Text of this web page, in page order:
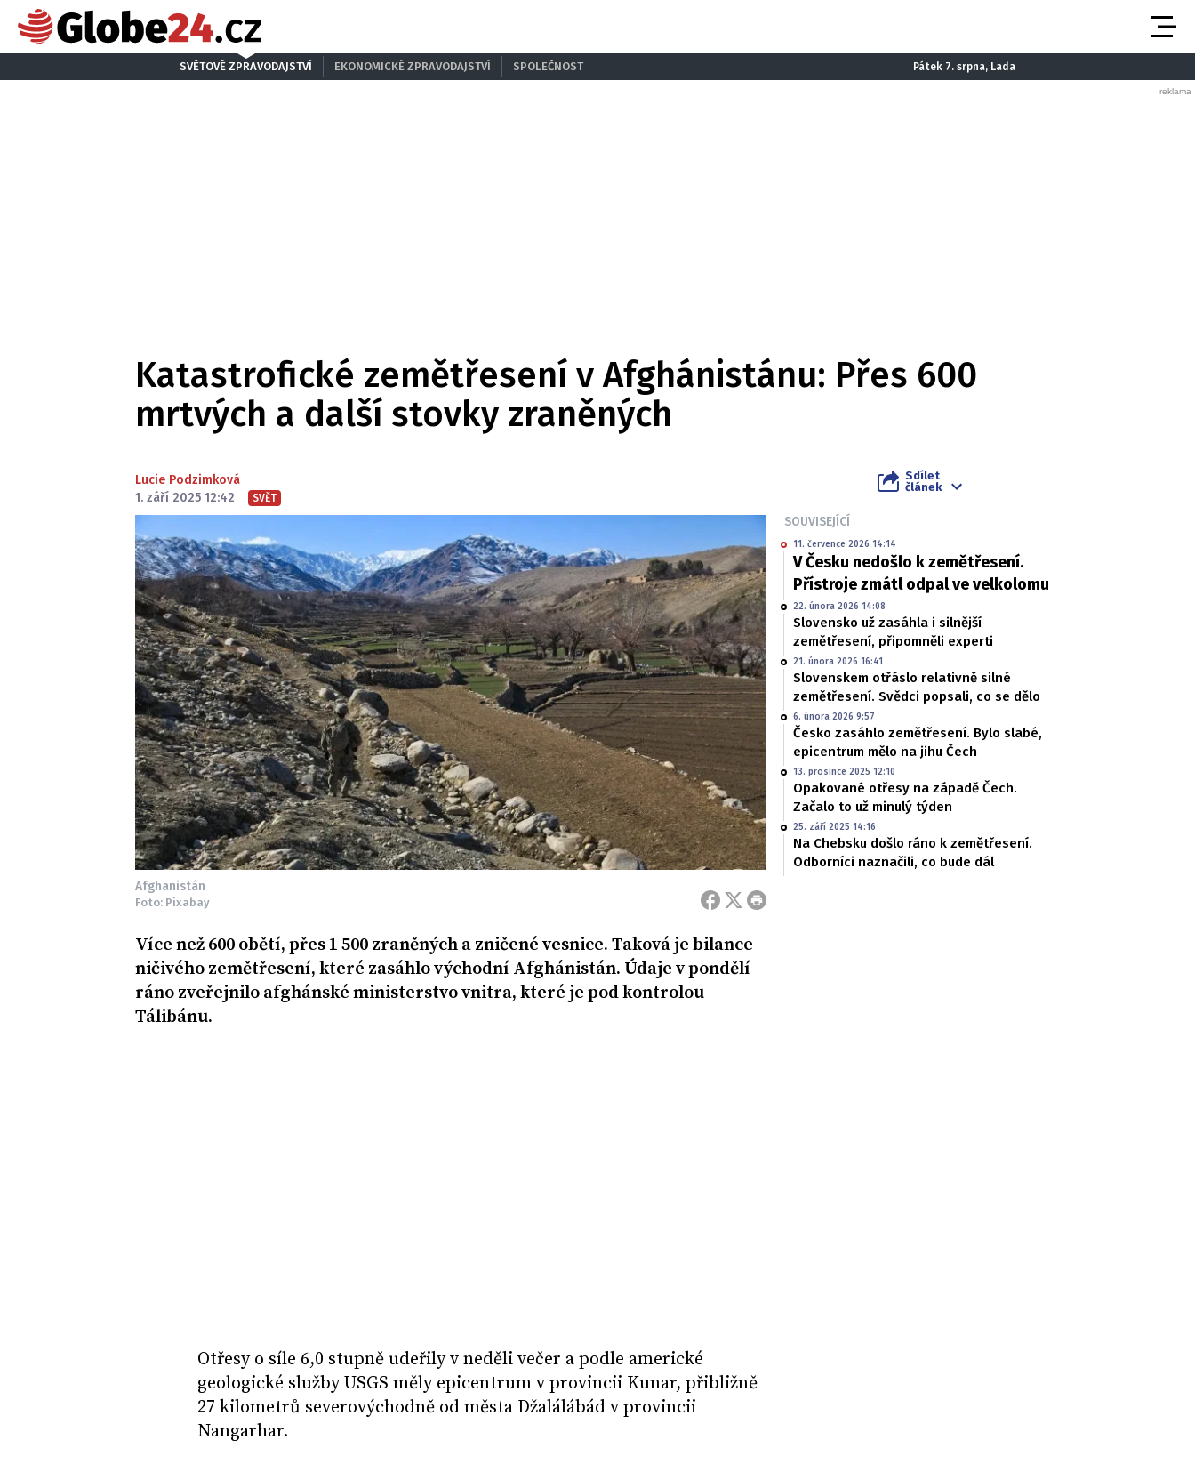
SVĚTOVÉ ZPRAVODAJSTVÍ EKONOMICKÉ ZPRAVODAJSTVÍ SPOLEČNOST Pátek 7. srpna, Lada
Katastrofické zemětřesení v Afghánistánu: Přes 600
mrtvých a další stovky zraněných
Lucie Podzimková
1. září 2025 12:42
SVĚT
Sdílet
článek
Afghanistán
Foto: Pixabay
Více než 600 obětí, přes 1 500 zraněných a zničené vesnice. Taková je bilance
ničivého zemětřesení, které zasáhlo východní Afghánistán. Údaje v pondělí
ráno zveřejnilo afghánské ministerstvo vnitra, které je pod kontrolou
Tálibánu.
Otřesy o síle 6,0 stupně udeřily v neděli večer a podle americké
geologické služby USGS měly epicentrum v provincii Kunar, přibližně
27 kilometrů severovýchodně od města Džalálábád v provincii
Nangarhar.
SOUVISEJÍCÍ
11. července 2026 14:14
V Česku nedošlo k zemětřesení.
Přístroje zmátl odpal ve velkolomu
22. února 2026 14:08
Slovensko už zasáhla i silnější
zemětřesení, připomněli experti
21. února 2026 16:41
Slovenskem otřáslo relativně silné
zemětřesení. Svědci popsali, co se dělo
6. února 2026 9:57
Česko zasáhlo zemětřesení. Bylo slabé,
epicentrum mělo na jihu Čech
13. prosince 2025 12:10
Opakované otřesy na západě Čech.
Začalo to už minulý týden
25. září 2025 14:16
Na Chebsku došlo ráno k zemětřesení.
Odborníci naznačili, co bude dál